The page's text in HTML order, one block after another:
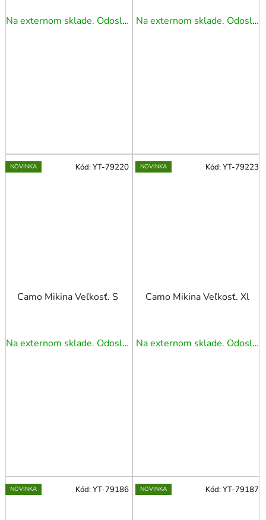
Na externom sklade. Odoslanie 5 - 7 prac. dní. Na externom sklade. Odoslanie 5 - 7 prac. dní.
NOVINKA
Camo Mikina Veľkosť. S
Na externom sklade. Odoslanie 5 - 7 prac. dní.
Kód:YT-79220 NOVINKA
Camo Mikina Veľkosť. Xl
Na externom sklade. Odoslanie 5 - 7 prac. dní.
Kód:YT-79223
NOVINKA Kód:YT-79186 NOVINKA Kód:YT-79187